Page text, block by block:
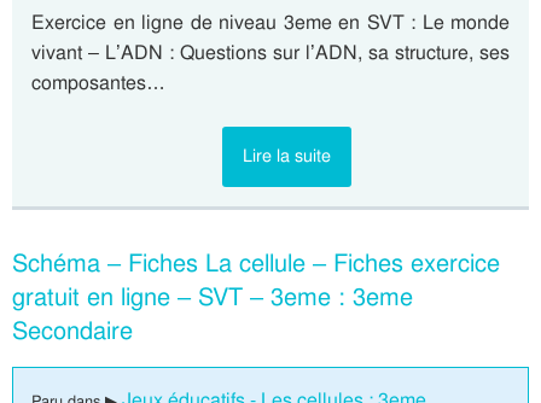
Exercice en ligne de niveau 3eme en SVT : Le monde
vivant – L’ADN : Questions sur l’ADN, sa structure, ses
composantes…
Lire la suite
Schéma – Fiches La cellule – Fiches exercice
gratuit en ligne – SVT – 3eme : 3eme
Secondaire